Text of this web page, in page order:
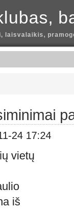
laisvalaikis,
24 17:24
vietų
iš